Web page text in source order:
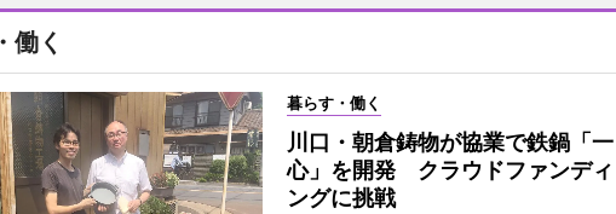
働く
暮らす・働く
川口・朝倉鋳物が協業で鉄鍋「一
心」を開発 クラウドファンディ
ングに挑戦